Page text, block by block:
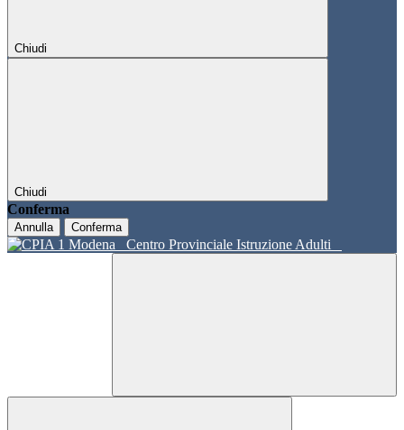
Chiudi
Chiudi
Conferma
Annulla Conferma
Centro Provinciale Istruzione Adulti